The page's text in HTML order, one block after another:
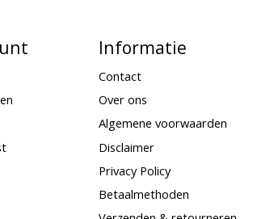
Informatie
Contact
Over ons
Algemene voorwaarden
Disclaimer
Privacy Policy
Betaalmethoden